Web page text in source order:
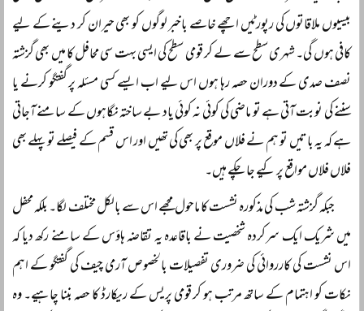
بیسیوں ملاقاتوں کی رپورٹیں اچھے خاصے باخبر لوگوں کو بھی حیران کر دینے کے لیے
کافی ہوں گی۔ شہری سطح سے لے کر قومی سطح کی ایسی بہت سی محافل کا میں بھی گزشتہ
نصف صدی کے دوران حصہ رہا ہوں اس لیے اب ایسے کسی مسئلہ پر گفتگو کرنے یا
سننے کی نوبت آتی ہے تو ماضی کی کوئی نہ کوئی یاد بے ساختہ نگاہوں کے سامنے آجاتی
ہے کہ یہ باتیں تو ہم نے فلاں موقع پر بھی کی تھیں اور اس قسم کے فیصلے تو پہلے بھی
فلاں فلاں مواقع پر کیے جا چکے ہیں۔
جبکہ گزشتہ شب کی مذکورہ نشست کا ماحول مجھے اس سے بالکل مختلف لگا۔ بلکہ محفل
میں شریک ایک سرکردہ شخصیت نے باقاعدہ یہ تقاضہ ہاؤس کے سامنے رکھ دیا کہ
اس نشست کی کارروائی کی ضروری تفصیلات بالخصوص آرمی چیف کی گفتگو کے اہم
نکات کو اہتمام کے ساتھ مرتب ہو کر قومی پریس کے ریکارڈ کا حصہ بننا چاہیے۔ وہ